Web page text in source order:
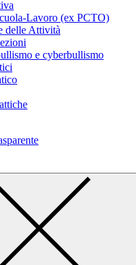
Lavoro (ex PCTO)
delle Attività
e cyberbullismo